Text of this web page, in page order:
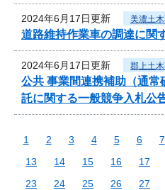
2024年6月17日更新 美濃土
道路維持作業車の調達に関
2024年6月17日更新 郡上土
公共 事業間連携補助（通
託に関する一般競争入札公
1 2 3 4 5 6 7
13
14 15 16 17
23
24 25 26 27